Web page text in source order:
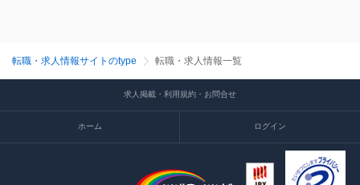
転職・求人情報サイトのtype 転職・求人情報一覧
求人掲載・利用規約・お問合せ
ホーム ログイン